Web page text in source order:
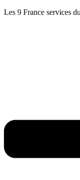
Les 9 France services